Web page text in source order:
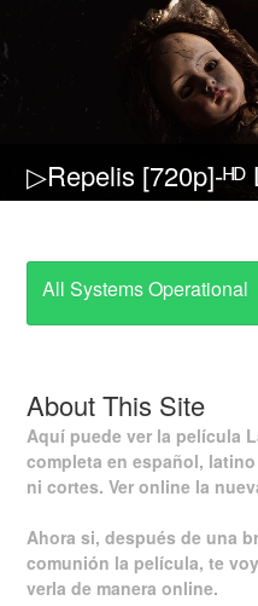
All Systems Operational
About This Site
Aquí puede ver la película
completa en español,
ni cortes. Ver online la
Ahora si, después de una
comunión la película, te
verla de manera online.